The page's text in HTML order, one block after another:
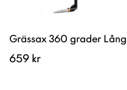
Grässax 360 grader Lång
659 kr